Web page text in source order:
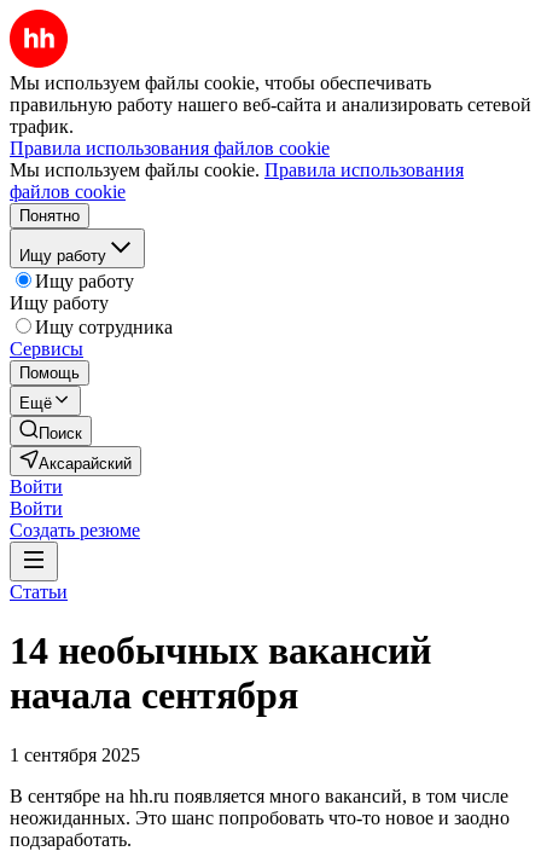
Мы используем файлы cookie, чтобы обеспечивать
правильную работу нашего веб-сайта и анализировать сетевой
трафик.
Правила использования файлов cookie
Мы используем файлы cookie. Правила использования
файлов cookie
Понятно
Ищу работу
Ищу работу
Ищу работу
Ищу сотрудника
Сервисы
Помощь
Ещё
Поиск
Аксарайский
Войти
Войти
Создать резюме
Статьи
14 необычных вакансий
начала сентября
1 сентября 2025
В сентябре на hh.ru появляется много вакансий, в том числе
неожиданных. Это шанс попробовать что-то новое и заодно
подзаработать.